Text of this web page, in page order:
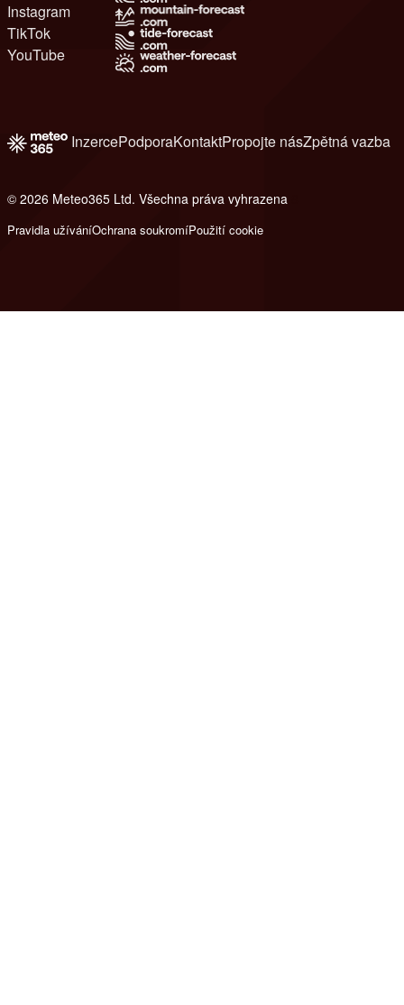
Instagram
TikTok
YouTube
InzercePodporaKontaktPropojte násZpětná vazba
© 2026 Meteo365 Ltd. Všechna práva vyhrazena
Pravidla užíváníOchrana soukromíPoužití cookie